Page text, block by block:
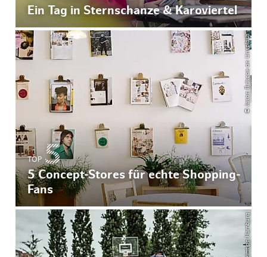
Ein Tag in Sternschanze & Karoviertel
© Jason Briscoe on Unsplash
TOP
5 Concept-Stores für echte Shopping-
Fans